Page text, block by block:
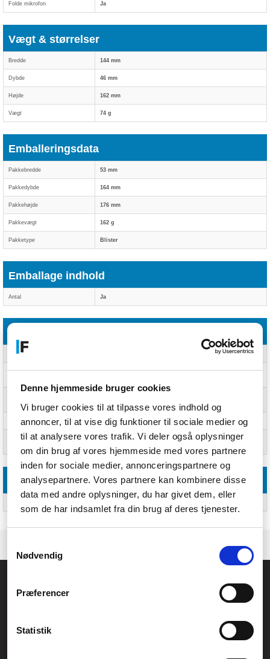
Denne hjemmeside bruger cookies
Vi bruger cookies til at tilpasse vores indhold og
annoncer, til at vise dig funktioner til sociale medier og
til at analysere vores trafik. Vi deler også oplysninger
om din brug af vores hjemmeside med vores partnere
inden for sociale medier, annonceringspartnere og
analysepartnere. Vores partnere kan kombinere disse
data med andre oplysninger, du har givet dem, eller
som de har indsamlet fra din brug af deres tjenester.
Nødvendig
Præferencer
Statistik
Folde mikrofon Ja
Vægt & størrelser
Bredde 144 mm
Dybde 46 mm
Højde 162 mm
Vægt 74 g
Emballeringsdata
Pakkebredde 53 mm
Pakkedybde 164 mm
Pakkehøjde 176 mm
Pakkevægt 162 g
Pakketype Blister
Emballage indhold
Antal Ja
Harmoniseret systemkode (HS)
Hovedkassens bredde
247 mm
(udvendigt)
Hovedkassen højde (udvendigt) 231 mm
Hovedkassens bruttovægt
4,8 kg
Andre funktioner
CVR.: 26208637
Generelle henvendelser: